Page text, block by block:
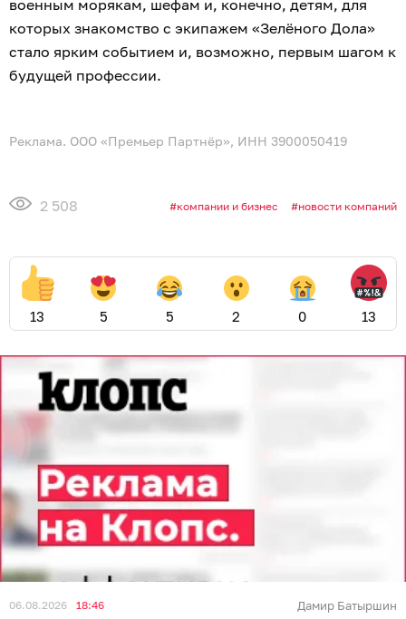
военным морякам, шефам и, конечно, детям, для
которых знакомство с экипажем «Зелёного Дола»
стало ярким событием и, возможно, первым шагом к
будущей профессии.
Реклама. ООО «Премьер Партнёр», ИНН 3900050419
2 508 компании и бизнес новости компаний
13 5 5 2 0 13
06.08.2026 18:46 Дамир Батыршин